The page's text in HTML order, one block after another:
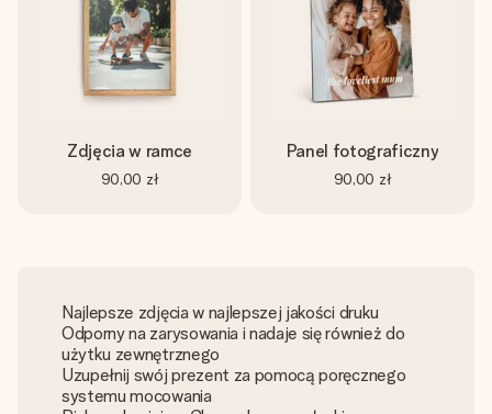
Zdjęcia w ramce
90,00 zł
Panel fotograficzny
90,00 zł
Najlepsze zdjęcia w najlepszej jakości druku
Odporny na zarysowania i nadaje się również do
użytku zewnętrznego
Uzupełnij swój prezent za pomocą poręcznego
systemu mocowania